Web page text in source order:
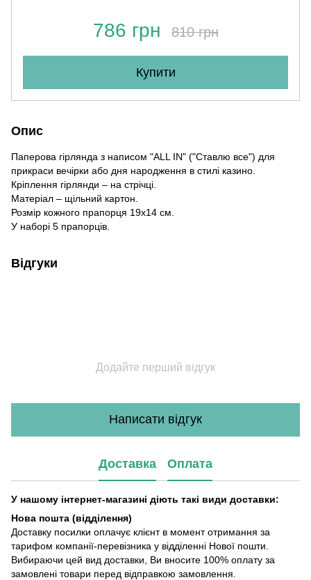
786 грн 810 грн
Купити
Опис
Паперова гірлянда з написом "ALL IN" ("Ставлю все") для
прикраси вечірки або дня народження в стилі казино.
Кріплення гірлянди – на стрічці.
Матеріал – щільний картон.
Розмір кожного прапорця 19х14 см.
У наборі 5 прапорців.
Відгуки
Додайте перший відгук
Написати відгук
Доставка Оплата
У нашому інтернет-магазині діють такі види доставки:
Нова пошта (відділення)
Доставку посилки оплачує клієнт в момент отримання за
тарифом компанії-перевізника у відділенні Нової пошти.
Вибираючи цей вид доставки, Ви вносите 100% оплату за
замовлені товари перед відправкою замовлення.